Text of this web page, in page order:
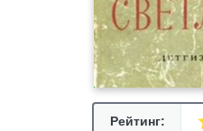
Рейтинг: